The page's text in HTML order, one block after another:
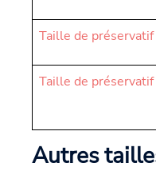
Taille de
Taille de
Autres